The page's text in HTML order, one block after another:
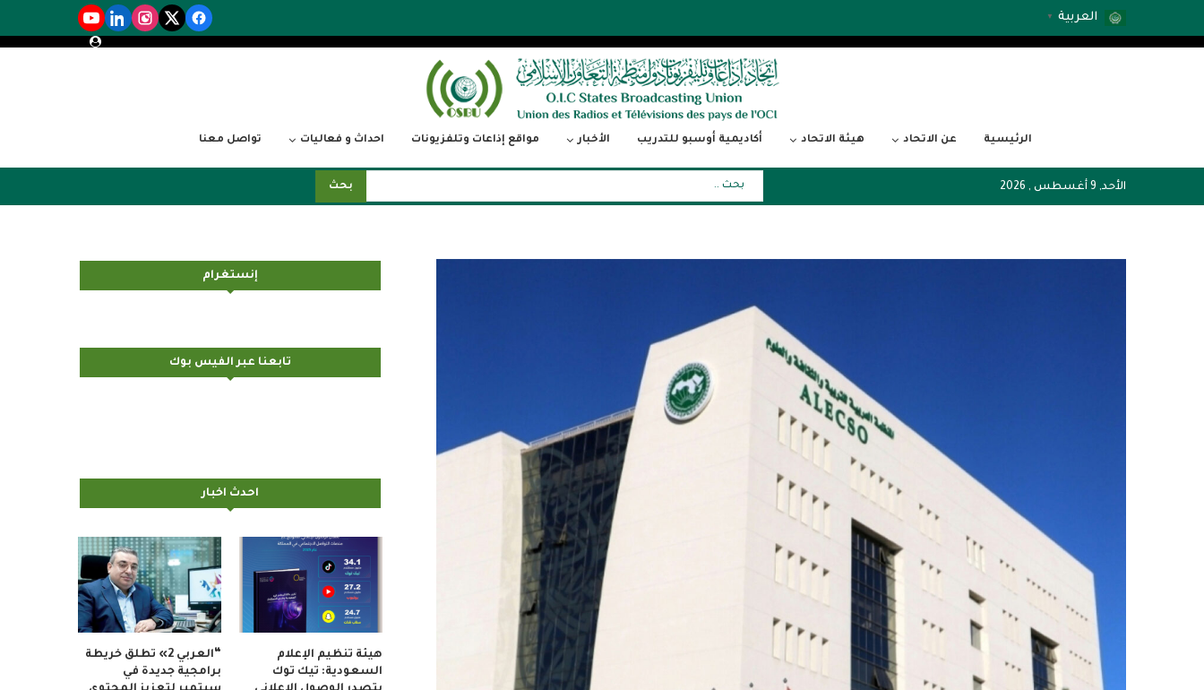
العربية ▼
الرئيسية عن الاتحاد هيئة الاتحاد أكاديمية أوسبو للتدريب الأخبار مواقع إذاعات وتلفزيونات احداث و فعاليات تواصل معنا
الأحد, 9 أغسطس , 2026 بحث
إنستغرام
تابعنا عبر الفيس بوك
احدث اخبار
“العربي 2» تطلق خريطة
برامجية جديدة في
هيئة تنظيم الإعلام
السعودية: تيك توك